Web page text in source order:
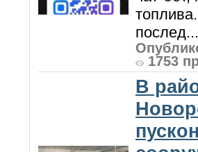
послед...
1753
В